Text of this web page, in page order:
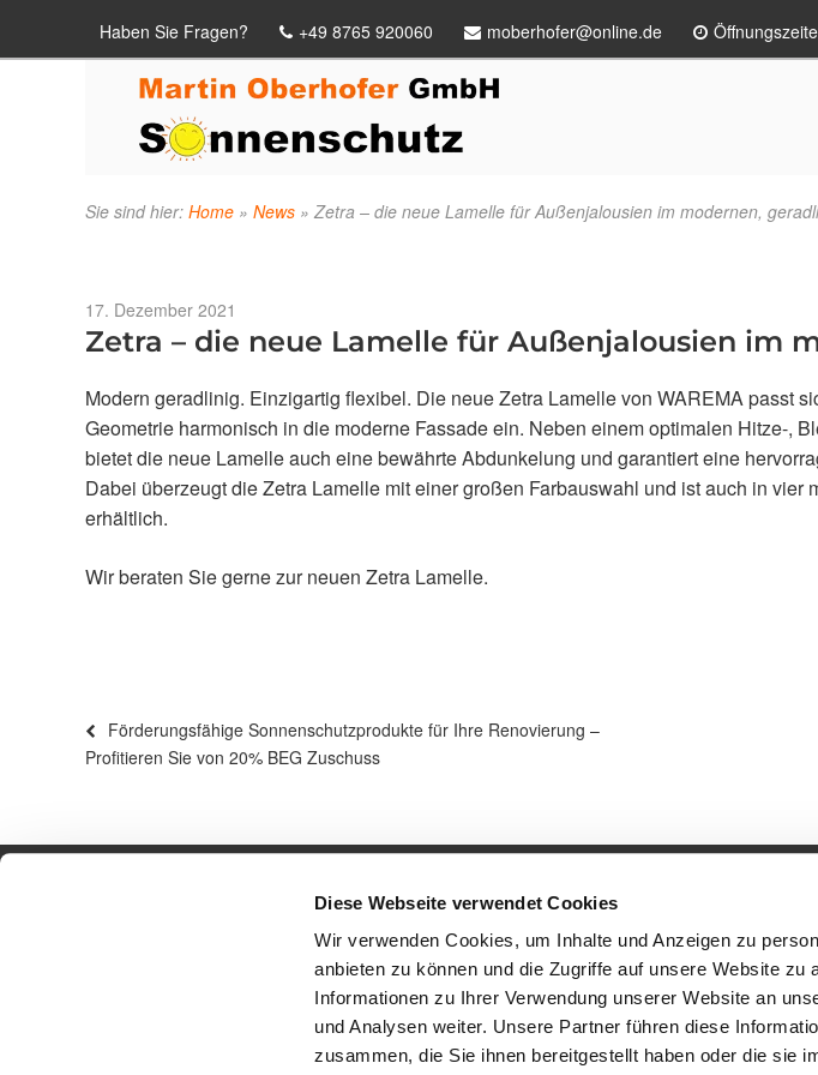
Diese Webseite verwendet Cookies
Wir verwenden Cookies, um Inhalte und Anzeigen zu
anbieten zu können und die Zugriffe auf unsere Website zu
Informationen zu Ihrer Verwendung unserer Website an
und Analysen weiter. Unsere Partner führen diese
zusammen, die Sie ihnen bereitgestellt haben oder die sie
Haben Sie Fragen? +49 8765 920060 moberhofer@online.de
Sie sind hier: Home » News »Zetra – die neue Lamelle für Außenjalousien im modernen,
Veröffentlicht
am
17. Dezember 2021
Zetra – die neue Lamelle für Außenjalousien im
Modern geradlinig. Einzigartig flexibel. Die neue Zetra Lamelle von WAREMA passt
Geometrie harmonisch in die moderne Fassade ein. Neben einem optimalen Hitze-,
bietet die neue Lamelle auch eine bewährte Abdunkelung und garantiert eine
Dabei überzeugt die Zetra Lamelle mit einer großen Farbauswahl und ist auch in vier
erhältlich.
Wir beraten Sie gerne zur neuen Zetra Lamelle.
Beitragsnavigation
Vorheriger
Beitrag
Förderungsfähige Sonnenschutzprodukte für Ihre Renovierung –
Profitieren Sie von 20% BEG Zuschuss
Martin Oberhofer GmbH